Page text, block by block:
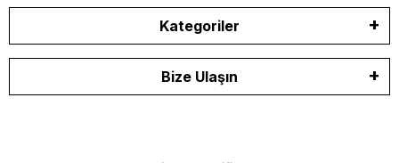
Kategoriler
Bize Ulaşın